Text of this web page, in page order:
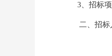
3、 招标
二、招